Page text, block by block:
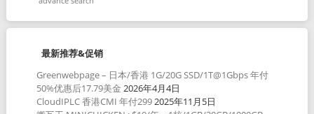
最新推荐&促销
Greenwebpage – 日本/香港 1G/20G SSD/1T@1Gbps 年付
50%优惠后17.79美金 2026年4月4日
CloudIPLC 香港CMI 年付2992025年11月5日